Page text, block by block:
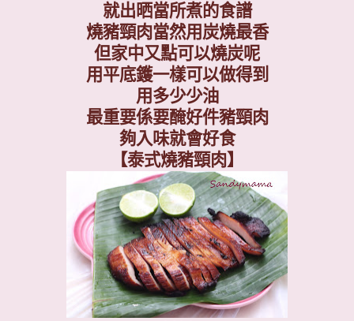
就出晒當所煮的食譜
燒豬頸肉當然用炭燒最香
但家中又點可以燒炭呢
用平底鑊一樣可以做得到
用多少少油
最重要係要醃好件豬頸肉
夠入味就會好食
【泰式燒豬頸肉】